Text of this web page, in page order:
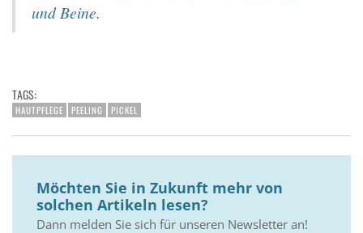
und Beine.
TAGS:
HAUTPFLEGE PEELING PICKEL
Möchten Sie in Zukunft mehr von
solchen Artikeln lesen?
Dann melden Sie sich für unseren Newsletter an!